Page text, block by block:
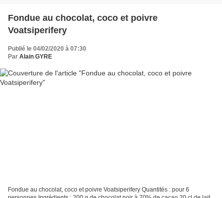
Fondue au chocolat, coco et poivre
Voatsiperifery
Publié le 04/02/2020 à 07:30
Par Alain GYRE
Fondue au chocolat, coco et poivre Voatsiperifery Quantités : pour 6